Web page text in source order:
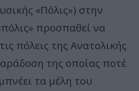
«Πόλις») στην
προσπαθεί να
πόλεις της Ανατολικής
της οποίας ποτέ
τα μέλη του